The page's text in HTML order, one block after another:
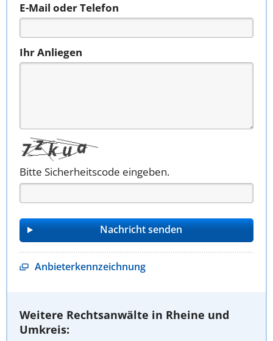
E-Mail oder Telefon
Ihr Anliegen
Bitte Sicherheitscode eingeben.
Anbieterkennzeichnung
Weitere Rechtsanwälte in Rheine und
Umkreis: